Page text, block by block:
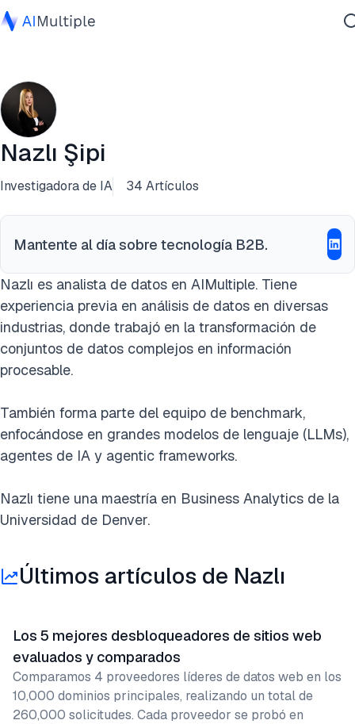
Ciberseguridad
Datos
Software empresarial
Servicios
Contáctanos
Nazlı Şipi
Investigadora de IA 34 Artículos
Mantente al día sobre tecnología B2B.
Nazlı es analista de datos en AIMultiple. Tiene
experiencia previa en análisis de datos en diversas
industrias, donde trabajó en la transformación de
conjuntos de datos complejos en información
procesable.
También forma parte del equipo de benchmark,
enfocándose en grandes modelos de lenguaje (LLMs),
agentes de IA y agentic frameworks.
Nazlı tiene una maestría en Business Analytics de la
Universidad de Denver.
Últimos artículos de Nazlı
Los 5 mejores desbloqueadores de sitios web
evaluados y comparados
Comparamos 4 proveedores líderes de datos web en los
10,000 dominios principales, realizando un total de
260,000 solicitudes. Cada proveedor se probó en